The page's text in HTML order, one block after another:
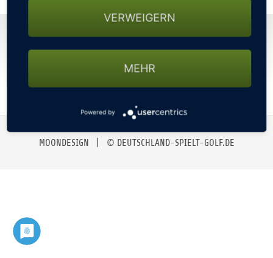
GOLF NEWS
GOLFHOTELS
GOLFHOTELS KONTAKT IMPRESSUM
DATENSCHUTZ
AGBS
NEWSLETTER
MOONDESIGN | © DEUTSCHLAND-SPIELT-GOLF.DE
VERWEIGERN
MEHR
Powered by